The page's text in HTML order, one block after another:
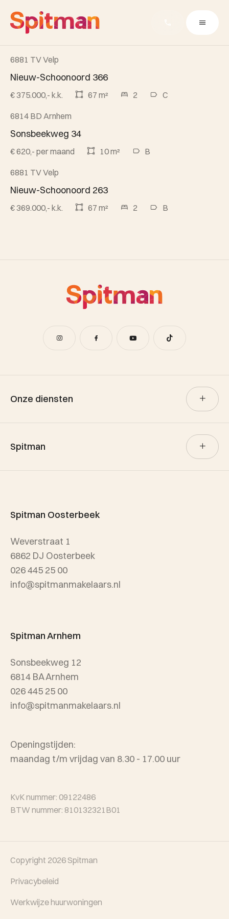
Verkocht
6881 TV Velp
Nieuw-Schoonoord 366
€ 375.000,- k.k. 67 m² 2 C
Verhuurd
6814 BD Arnhem
Sonsbeekweg 34
€ 620,- per maand 10 m² B
Beschikbaar
6881 TV Velp
Nieuw-Schoonoord 263
€ 369.000,- k.k. 67 m² 2 B
Onze diensten
Aankoop
Spitman
Referenties
Wijken
Spitman Oosterbeek
Weverstraat 1
6862 DJ Oosterbeek
026 445 25 00
info@spitmanmakelaars.nl
Spitman Arnhem
Sonsbeekweg 12
6814 BA Arnhem
026 445 25 00
info@spitmanmakelaars.nl
Openingstijden:
maandag t/m vrijdag van 8.30 - 17.00 uur
KvK nummer: 09122486
BTW nummer: 810132321B01
Copyright 2026Spitman
Privacybeleid
Werkwijze huurwoningen